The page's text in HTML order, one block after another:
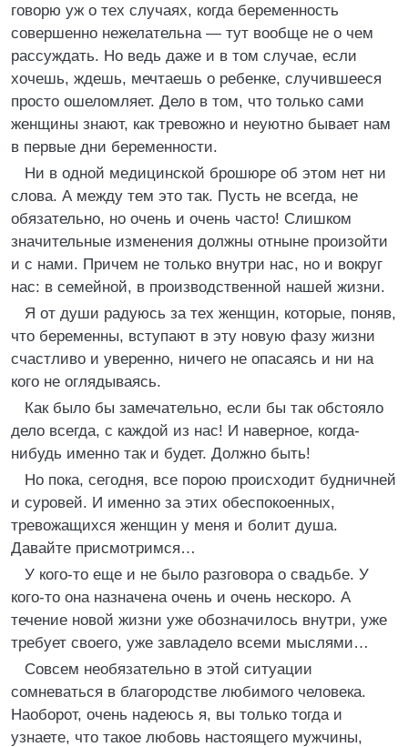
говорю уж о тех случаях, когда беременность
совершенно нежелательна — тут вообще не о чем
рассуждать. Но ведь даже и в том случае, если
хочешь, ждешь, мечтаешь о ребенке, случившееся
просто ошеломляет. Дело в том, что только сами
женщины знают, как тревожно и неуютно бывает нам
в первые дни беременности.
Ни в одной медицинской брошюре об этом нет ни
слова. А между тем это так. Пусть не всегда, не
обязательно, но очень и очень часто! Слишком
значительные изменения должны отныне произойти
и с нами. Причем не только внутри нас, но и вокруг
нас: в семейной, в производственной нашей жизни.
Я от души радуюсь за тех женщин, которые, поняв,
что беременны, вступают в эту новую фазу жизни
счастливо и уверенно, ничего не опасаясь и ни на
кого не оглядываясь.
Как было бы замечательно, если бы так обстояло
дело всегда, с каждой из нас! И наверное, когда-
нибудь именно так и будет. Должно быть!
Но пока, сегодня, все порою происходит будничней
и суровей. И именно за этих обеспокоенных,
тревожащихся женщин у меня и болит душа.
Давайте присмотримся…
У кого-то еще и не было разговора о свадьбе. У
кого-то она назначена очень и очень нескоро. А
течение новой жизни уже обозначилось внутри, уже
требует своего, уже завладело всеми мыслями…
Совсем необязательно в этой ситуации
сомневаться в благородстве любимого человека.
Наоборот, очень надеюсь я, вы только тогда и
узнаете, что такое любовь настоящего мужчины,